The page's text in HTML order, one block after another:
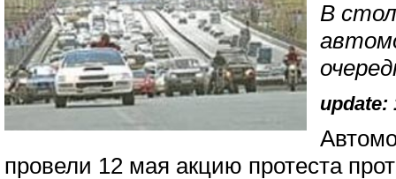
В
update:
провели 12 мая акцию протеста